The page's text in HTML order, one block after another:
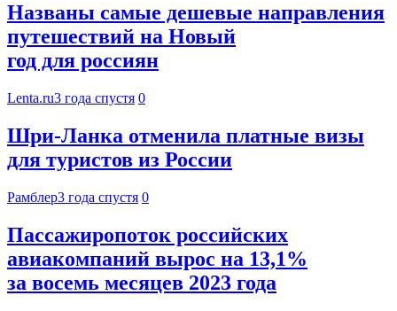
Названы самые дешевые направления
путешествий на Новый
год для россиян
Lenta.ru3 года спустя 0
Шри-Ланка отменила платные визы
для туристов из России
Рамблер3 года спустя 0
Пассажиропоток российских
авиакомпаний вырос на 13,1%
за восемь месяцев 2023 года